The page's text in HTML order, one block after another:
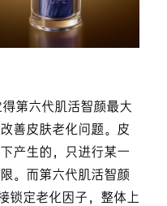
得第六代肌活智颜最大
善皮肤老化问题。皮
产生的，只进行某一
。而第六代肌活智颜
锁定老化因子，整体上